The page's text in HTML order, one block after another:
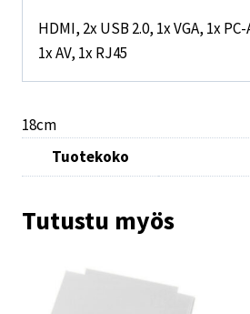
HDMI, 2x USB 2.0, 1x VGA, 1x
1x AV, 1x RJ45
18cm
Tuotekoko
Tutustu myös